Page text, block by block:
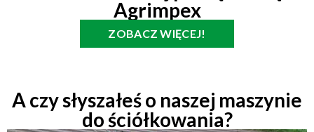
Agrimpex
ZOBACZ WIĘCEJ!
A czy słyszałeś o naszej maszynie
do ściółkowania?